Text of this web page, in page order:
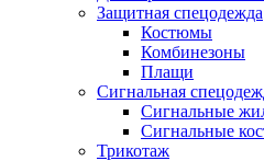
Защитная спецодежда
Костюмы
Комбинезоны
Плащи
Сигнальная
Сигнальные
Сигнальные
Трикотаж